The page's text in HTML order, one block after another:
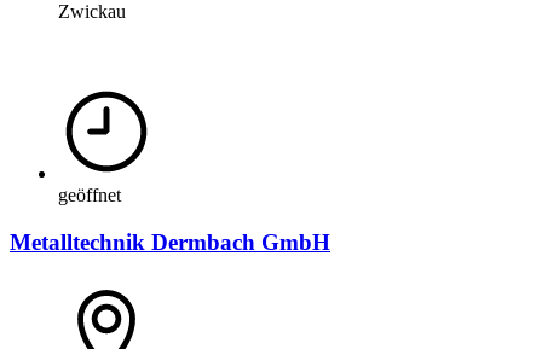
Zwickau
geöffnet
Metalltechnik Dermbach GmbH